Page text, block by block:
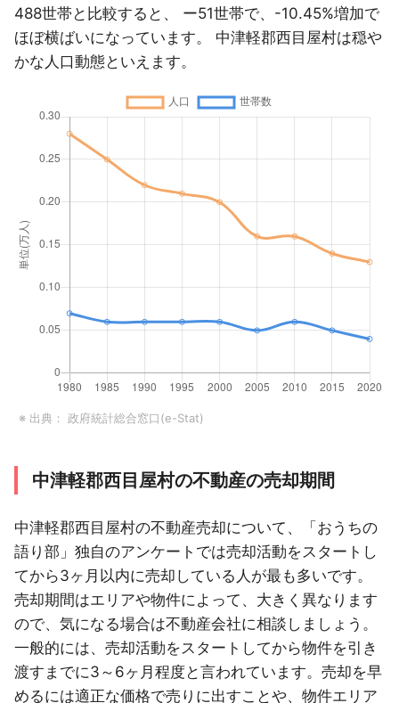
488世帯と比較すると、 ー51世帯で、-10.45%増加で
ほぼ横ばいになっています。 中津軽郡西目屋村は穏や
かな人口動態といえます。
※ 出典： 政府統計総合窓口(e-Stat)
中津軽郡西目屋村の不動産の売却期間
中津軽郡西目屋村の不動産売却について、「おうちの
語り部」独自のアンケートでは売却活動をスタートし
てから3ヶ月以内に売却している人が最も多いです。
売却期間はエリアや物件によって、大きく異なります
ので、気になる場合は不動産会社に相談しましょう。
一般的には、売却活動をスタートしてから物件を引き
渡すまでに3～6ヶ月程度と言われています。売却を早
めるには適正な価格で売りに出すことや、物件エリア